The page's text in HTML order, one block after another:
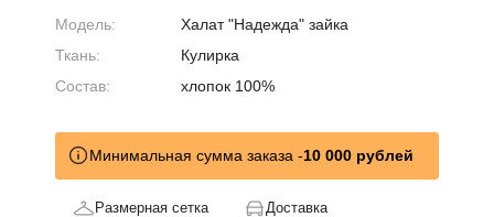
Модель:
Халат "Надежда" зайка
Ткань:
Кулирка
Состав:
хлопок 100%
Минимальная сумма заказа -10 000 рублей
Размерная сетка Доставка